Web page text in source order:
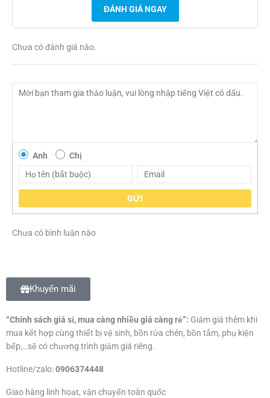
ĐÁNH GIÁ NGAY
Chưa có đánh giá nào.
Anh Chị
GỬI
Chưa có bình luận nào
Khuyến mãi
“Chính sách giá sỉ, mua càng nhiều giá càng rẻ”: Giảm giá thêm khi
mua kết hợp cùng thiết bị vệ sinh, bồn rửa chén, bồn tắm, phụ kiện
bếp,…sẽ có chương trình giảm giá riêng.
Hotline/zalo:0906374448
Giao hàng linh hoạt, vận chuyển toàn quốc